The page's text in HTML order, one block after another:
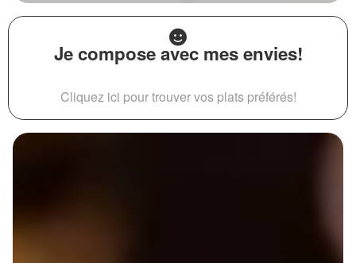
Je compose avec mes envies!
Cliquez ici pour trouver vos plats préférés!